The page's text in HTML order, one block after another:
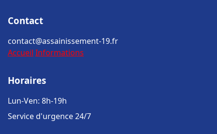
Contact
contact@assainissement-19.fr
Accueil Informations
Horaires
Lun-Ven: 8h-19h
Service d'urgence 24/7